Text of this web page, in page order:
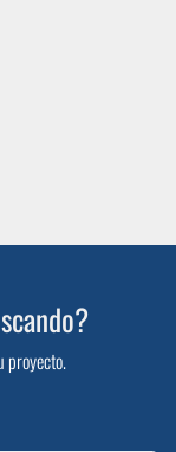
proyecto.